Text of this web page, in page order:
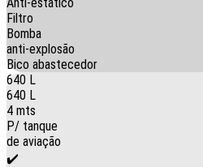
Filtro
Bomba
anti-explosão
Bico abastecedor
640 L
640 L
4 mts
P/ tanque
de aviação
✔️